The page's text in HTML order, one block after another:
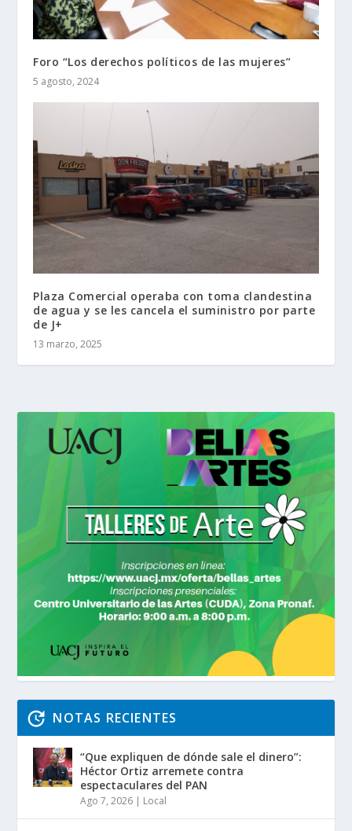
Foro “Los derechos políticos de las mujeres”
5 agosto, 2024
Plaza Comercial operaba con toma clandestina
de agua y se les cancela el suministro por parte
de J+
13 marzo, 2025
NOTAS RECIENTES
“Que expliquen de dónde sale el dinero”:
Héctor Ortiz arremete contra
espectaculares del PAN
Ago 7, 2026 | Local